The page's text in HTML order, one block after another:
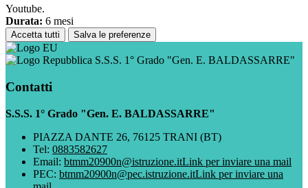
Youtube.
Durata: 6 mesi
Accetta tutti Salva le preferenze
S.S.S. 1° Grado "Gen. E. BALDASSARRE"
Contatti
S.S.S. 1° Grado "Gen. E. BALDASSARRE"
PIAZZA DANTE 26, 76125 TRANI (BT)
Tel: 0883582627
Email: btmm20900n@istruzione.itLink per inviare una mail
PEC: btmm20900n@pec.istruzione.itLink per inviare una